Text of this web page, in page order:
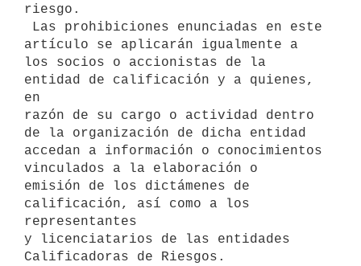
riesgo.
artículo se aplicarán igualmente a
los socios o accionistas de la
entidad de calificación y a quienes,
en
razón de su cargo o actividad dentro
de la organización de dicha entidad
accedan a información o conocimientos
vinculados a la elaboración o
emisión de los dictámenes de
calificación, así como a los
representantes
y licenciatarios de las entidades